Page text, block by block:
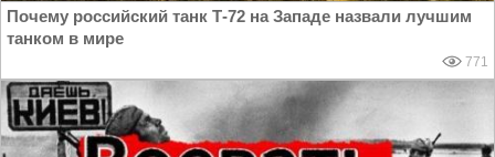
Почему российский танк Т-72 на Западе назвали лучшим
танком в мире
771